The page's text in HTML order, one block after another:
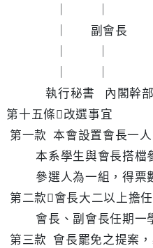
│ │
│ 副會長
│ │
│ │
執行秘書 內閣幹部
第十五條改選事宜
第一款 本會設置會長一
本系學生與會長搭檔參
參選人為一組，得票數
第二款會長大二以上擔
會長、副會長任期一學
第三款 會長罷免之提案